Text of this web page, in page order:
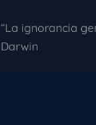
“La ignorancia
Darwin